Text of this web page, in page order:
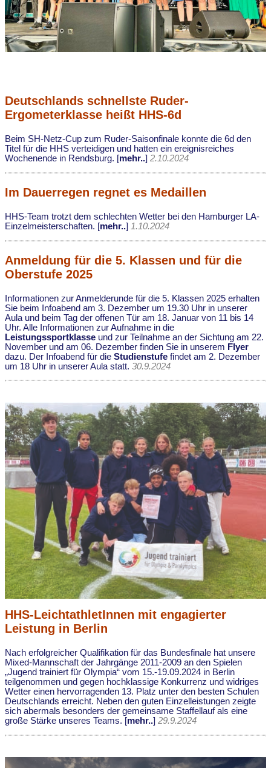
Deutschlands schnellste Ruder-
Ergometerklasse heißt HHS-6d
Beim SH-Netz-Cup zum Ruder-Saisonfinale konnte die 6d den
Titel für die HHS verteidigen und hatten ein ereignisreiches
Wochenende in Rendsburg. [mehr..] 2.10.2024
Im Dauerregen regnet es Medaillen
HHS-Team trotzt dem schlechten Wetter bei den Hamburger LA-
Einzelmeisterschaften. [mehr..] 1.10.2024
Anmeldung für die 5. Klassen und für die
Oberstufe 2025
Informationen zur Anmelderunde für die 5. Klassen 2025 erhalten
Sie beim Infoabend am 3. Dezember um 19.30 Uhr in unserer
Aula und beim Tag der offenen Tür am 18. Januar von 11 bis 14
Uhr. Alle Informationen zur Aufnahme in die
Leistungssportklasse und zur Teilnahme an der Sichtung am 22.
November und am 06. Dezember finden Sie in unserem Flyer
dazu. Der Infoabend für die Studienstufe findet am 2. Dezember
um 18 Uhr in unserer Aula statt. 30.9.2024
HHS-LeichtathletInnen mit engagierter
Leistung in Berlin
Nach erfolgreicher Qualifikation für das Bundesfinale hat unsere
Mixed-Mannschaft der Jahrgänge 2011-2009 an den Spielen
„Jugend trainiert für Olympia“ vom 15.-19.09.2024 in Berlin
teilgenommen und gegen hochklassige Konkurrenz und widriges
Wetter einen hervorragenden 13. Platz unter den besten Schulen
Deutschlands erreicht. Neben den guten Einzelleistungen zeigte
sich abermals besonders der gemeinsame Staffellauf als eine
große Stärke unseres Teams. [mehr..] 29.9.2024